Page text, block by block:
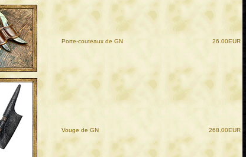
Porte-couteaux de GN 26.00EUR
Vouge de GN 268.00EUR